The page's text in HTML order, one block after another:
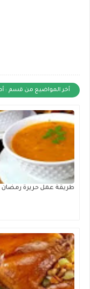
أخر المواضيع من قسم :
طريقة عمل حريرة رمضان